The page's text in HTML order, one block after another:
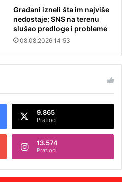
Građani izneli šta im najviše
nedostaje: SNS na terenu
slušao predloge i probleme
08.08.2026 14:53
9.865
Pratioci
13.574
Pratioci